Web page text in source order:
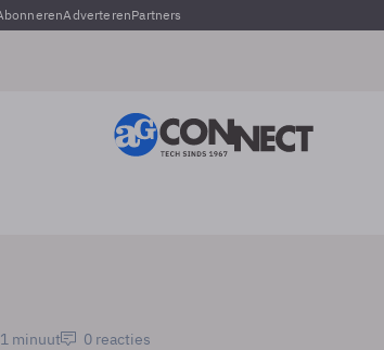
AdverterenPartners
minuut 0 reacties